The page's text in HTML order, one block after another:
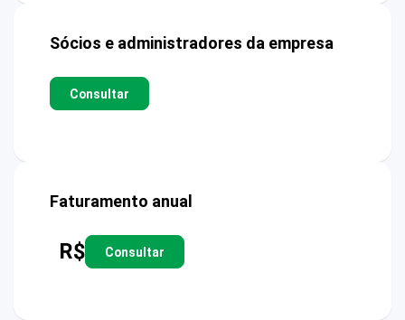
Sócios e administradores da empresa
Consultar
Faturamento anual
R$ Consultar